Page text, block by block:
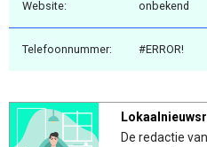
Website: onbekend
Telefoonnummer: #ERROR!
De redactie